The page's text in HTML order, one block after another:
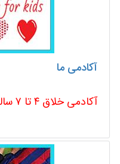
آکادمی ما
آکادمی خلاق ۴ تا ۷ ساله ها